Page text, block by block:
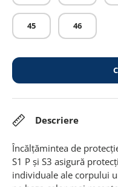
45 46
Descriere
Încălţămintea de
S1 P şi S3 asigură
individuale ale corpului